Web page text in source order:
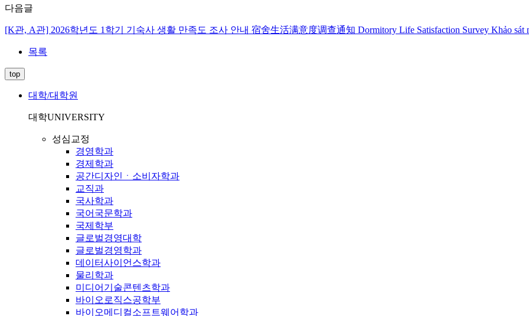
다음글
[K관, A관] 2026학년도 1학기 기숙사 생활 만족도 조사 안내 宿舍生活满意度调查通知 Dormitory Life Satisfaction Survey Khảo sát
목록
top
대학/대학원
대학UNIVERSITY
성심교정
경영학과
경제학과
공간디자인ㆍ소비자학과
교직과
국사학과
국어국문학과
국제학부
글로벌경영대학
글로벌경영학과
데이터사이언스학과
물리학과
미디어기술콘텐츠학과
바이오로직스공학부
바이오메디컬소프트웨어학과